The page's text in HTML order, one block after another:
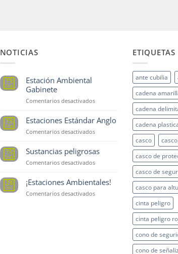
NOTICIAS
15
Sep
Estación Ambiental
Gabinete
Comentarios desactivadosen
Ambiental
Gabinete
15
Sep
Estaciones Estándar Anglo
Comentarios desactivadosen
Anglo
15
Sep
Sustancias peligrosas
Comentarios desactivadosen
peligrosas
28
Oct
¡Estaciones Ambientales!
Comentarios desactivadosen
ETIQUETAS
ante cubilia
cadena
cadena
cadena
casco
casco de
casco de
casco para
cinta peligro
cinta peligro
cono de
cono de